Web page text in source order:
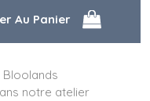
Bloolands
notre atelier